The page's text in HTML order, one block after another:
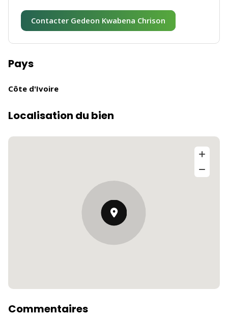
Contacter Gedeon Kwabena Chrison
Pays
Côte d'Ivoire
Localisation du bien
Commentaires